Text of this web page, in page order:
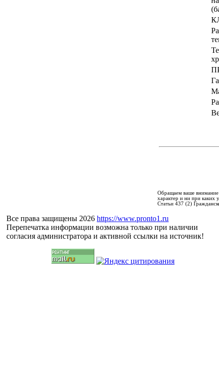
Обращаем ваше
характер и ни при каких
Статьи 437 (2)
Все права защищены 2026 https://www.pronto1.ru
Перепечатка информации возможна только при наличии
согласия администратора и активной ссылки на источник!